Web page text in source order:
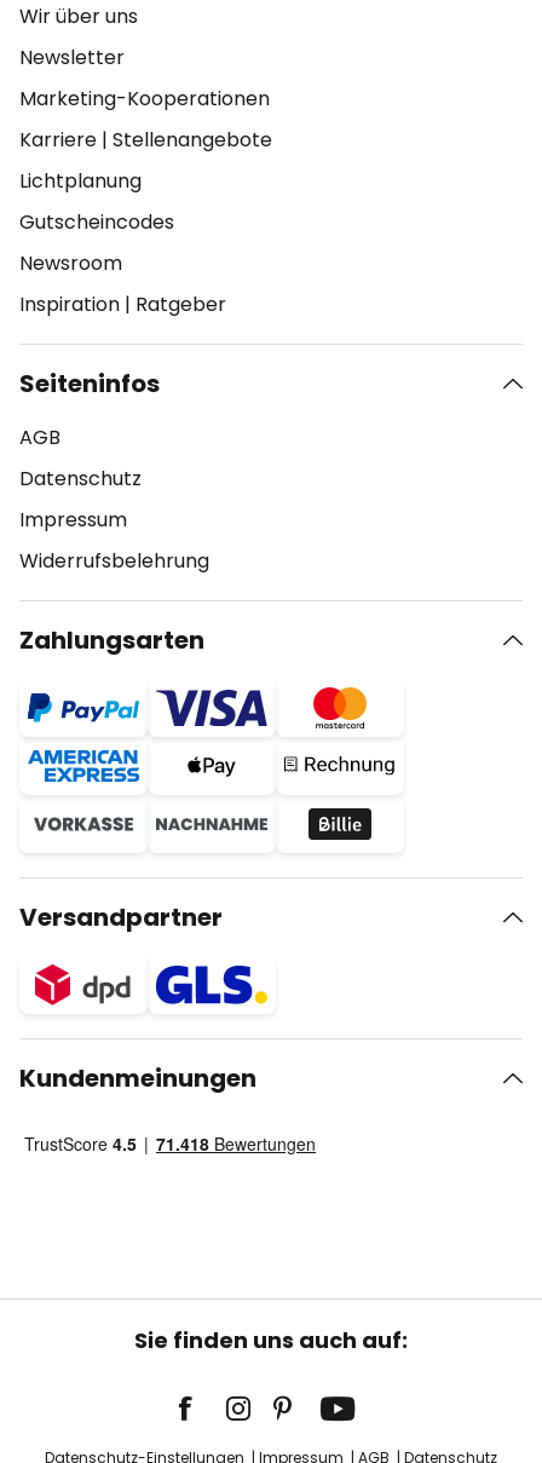
Wir über uns
Newsletter
Marketing-Kooperationen
Karriere | Stellenangebote
Lichtplanung
Gutscheincodes
Newsroom
Inspiration | Ratgeber
Seiteninfos
AGB
Datenschutz
Impressum
Widerrufsbelehrung
Zahlungsarten
Versandpartner
Kundenmeinungen
Sie finden uns auch auf:
Datenschutz-Einstellungen Impressum AGB Datenschutz